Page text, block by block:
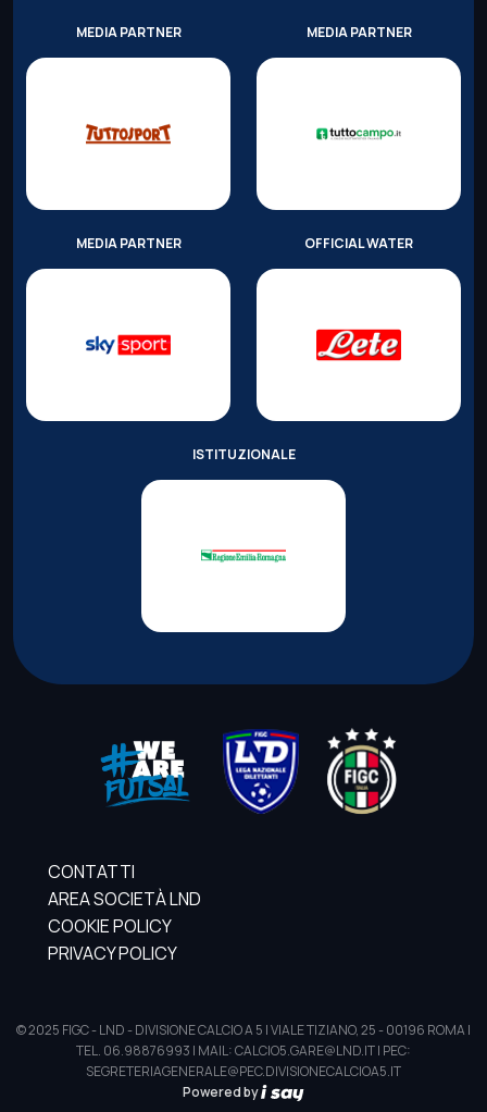
MEDIA PARTNER MEDIA PARTNER
MEDIA PARTNER OFFICIAL WATER
ISTITUZIONALE
CONTATTI
AREA SOCIETÀ LND
COOKIE POLICY
PRIVACY POLICY
© 2025 FIGC - LND - DIVISIONE CALCIO A 5 | VIALE TIZIANO, 25 - 00196 ROMA |
TEL. 06.98876993 | MAIL: CALCIO5.GARE@LND.IT | PEC:
SEGRETERIAGENERALE@PEC.DIVISIONECALCIOA5.IT
Powered by